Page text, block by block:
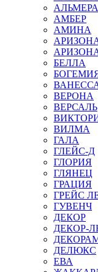
АЛЬМЕРА
АМБЕР
АМИНА
БЕЛЛА
ВЕРОНА
ВЕРСАЛЬ
ВИЛМА
ГАЛА
ГЛЕЙС-Д
ГЛОРИЯ
ГЛЯНЕЦ
ГРАЦИЯ
ГРЕЙС
ГУВЕНЧ
ДЕКОР
ДЕКОР-
ДЕЛЮКС
ЕВА